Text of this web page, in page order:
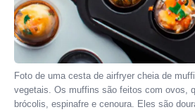
Foto de uma cesta de airfryer cheia de
vegetais. Os muffins são feitos com ovos,
brócolis, espinafre e cenoura. Eles são